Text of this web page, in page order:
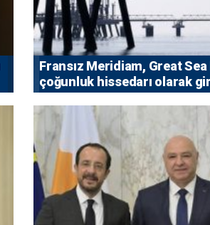
Fransız Meridiam, Great
çoğunluk hissedarı olarak